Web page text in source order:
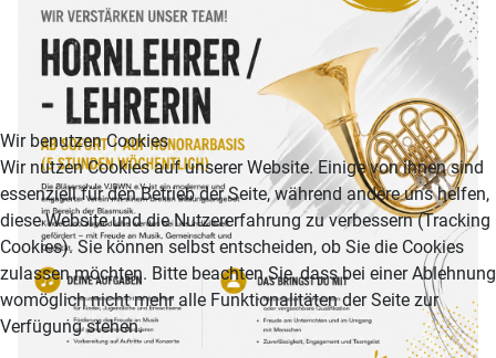
Wir benutzen Cookies
Wir nutzen Cookies auf unserer Website. Einige von ihnen sind
essenziell für den Betrieb der Seite, während andere uns helfen,
diese Website und die Nutzererfahrung zu verbessern (Tracking
Cookies). Sie können selbst entscheiden, ob Sie die Cookies
zulassen möchten. Bitte beachten Sie, dass bei einer Ablehnung
womöglich nicht mehr alle Funktionalitäten der Seite zur
Verfügung stehen.